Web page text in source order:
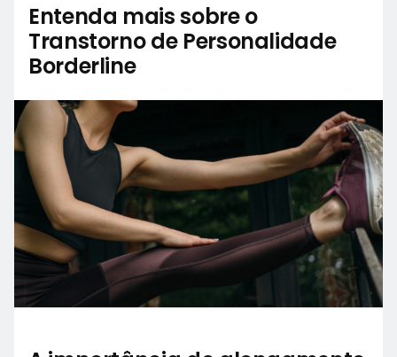
Entenda mais sobre o
Transtorno de Personalidade
Borderline